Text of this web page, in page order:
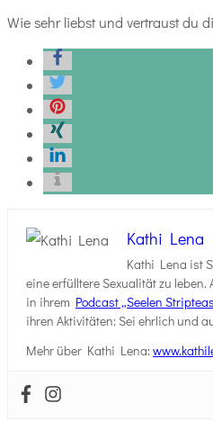
Wie sehr liebst und vertraust du
Kathi Lena
Kathi Lena ist
eine erfülltere Sexualität zu
in ihrem Podcast „Seelen
ihren Aktivitäten: Sei ehrlich und
Mehr über Kathi Lena: